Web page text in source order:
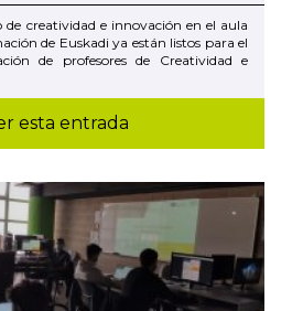
de creatividad e innovación en el aula
de Euskadi ya están listos para el
de profesores de Creatividad e
esta entrada